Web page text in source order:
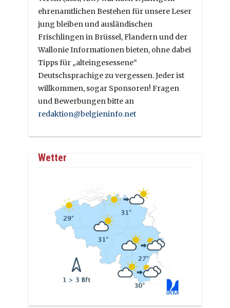
ehrenamtlichen Bestehen für unsere Leser
jung bleiben und ausländischen
Frischlingen in Brüssel, Flandern und der
Wallonie Informationen bieten, ohne dabei
Tipps für „alteingesessene“
Deutschsprachige zu vergessen. Jeder ist
willkommen, sogar Sponsoren! Fragen
und Bewerbungen bitte an
redaktion@belgieninfo.net
Wetter